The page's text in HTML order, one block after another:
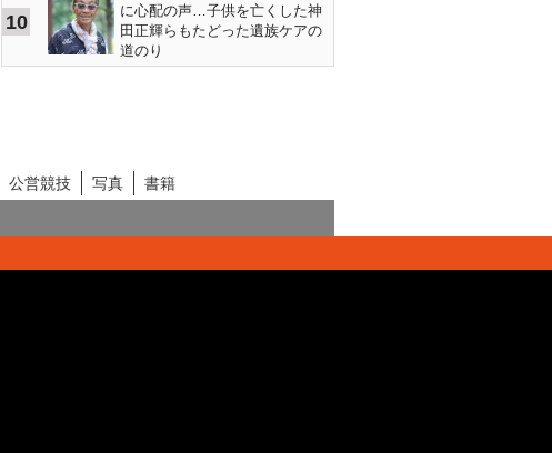
10
に心配の声…子供を亡くした神
田正輝らもたどった遺族ケアの
道のり
公営競技 写真
書籍